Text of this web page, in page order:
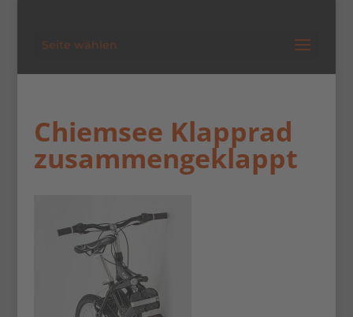
Seite wählen
Chiemsee Klapprad
zusammengeklappt